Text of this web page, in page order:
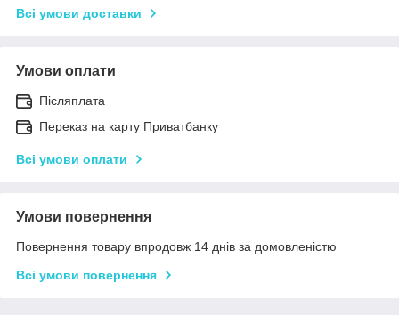
Всі умови доставки
Умови оплати
Післяплата
Переказ на карту Приватбанку
Всі умови оплати
Умови повернення
Повернення товару впродовж 14 днів за домовленістю
Всі умови повернення